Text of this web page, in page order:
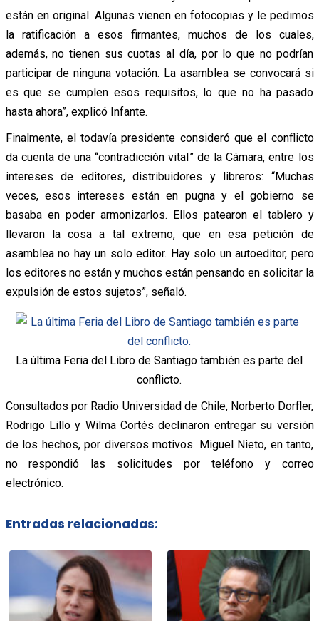
están en original. Algunas vienen en fotocopias y le pedimos
la ratificación a esos firmantes, muchos de los cuales,
además, no tienen sus cuotas al día, por lo que no podrían
participar de ninguna votación. La asamblea se convocará si
es que se cumplen esos requisitos, lo que no ha pasado
hasta ahora”, explicó Infante.
Finalmente, el todavía presidente consideró que el conflicto
da cuenta de una “contradicción vital” de la Cámara, entre los
intereses de editores, distribuidores y libreros: “Muchas
veces, esos intereses están en pugna y el gobierno se
basaba en poder armonizarlos. Ellos patearon el tablero y
llevaron la cosa a tal extremo, que en esa petición de
asamblea no hay un solo editor. Hay solo un autoeditor, pero
los editores no están y muchos están pensando en solicitar la
expulsión de estos sujetos”, señaló.
La última Feria del Libro de Santiago también es parte del
conflicto.
Consultados por Radio Universidad de Chile, Norberto Dorfler,
Rodrigo Lillo y Wilma Cortés declinaron entregar su versión
de los hechos, por diversos motivos. Miguel Nieto, en tanto,
no respondió las solicitudes por teléfono y correo
electrónico.
Entradas relacionadas: